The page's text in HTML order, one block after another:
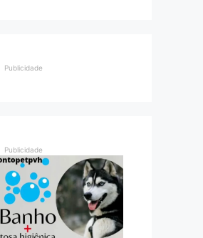
Publicidade
Publicidade